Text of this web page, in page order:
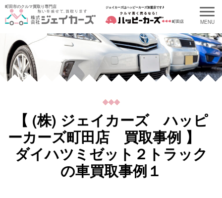
町田市のクルマ買取り専門店 ジェイカーズはハッピーカーズ加盟店です♪
町田店
【 (株) ジェイカーズ ハッピ
ーカーズ町田店 買取事例 】
ダイハツミゼット２トラック
の車買取事例１